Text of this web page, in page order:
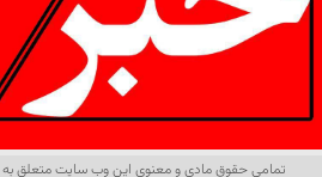
تمامی حقوق مادی و معنوی این وب سایت متعلق به